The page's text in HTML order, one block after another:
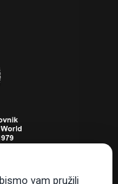
vam pružili